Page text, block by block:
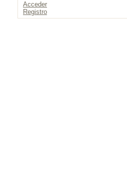
Acceder
Registro